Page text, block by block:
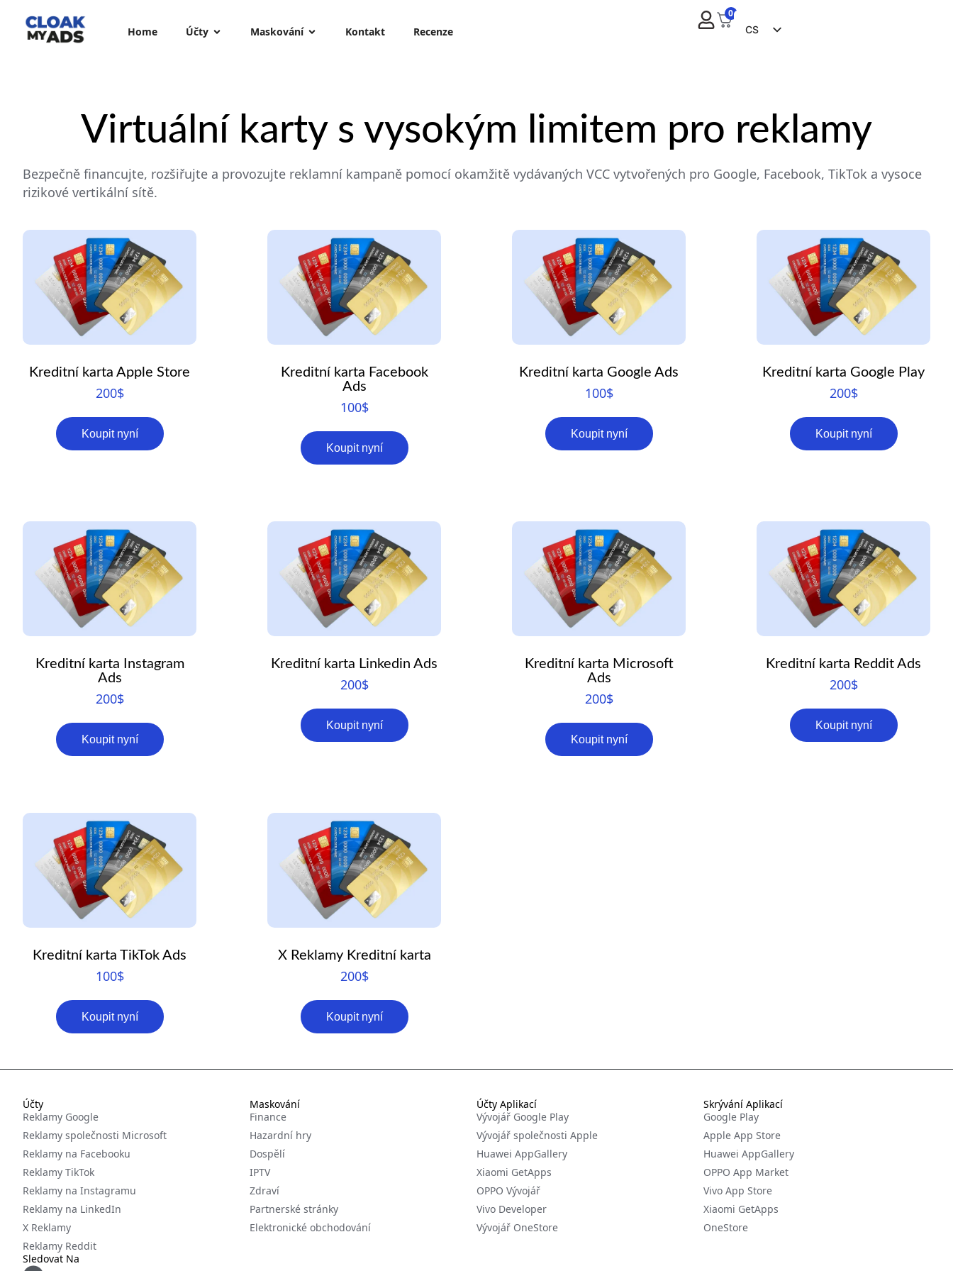
Home Účty Maskování Kontakt Recenze
0
CS
ZH
NL
RU
Virtuální karty s vysokým limitem pro reklamy
Bezpečně financujte, rozšiřujte a provozujte reklamní kampaně pomocí okamžitě vydávaných VCC vytvořených pro Google, Facebook, TikTok a vysoce
rizikové vertikální sítě.
Kreditní karta Apple Store
200$
Koupit nyní
Kreditní karta Facebook
Ads
100$
Koupit nyní
Kreditní karta Google Ads
100$
Koupit nyní
Kreditní karta Google Play
200$
Koupit nyní
Kreditní karta Instagram
Ads
200$
Koupit nyní
Kreditní karta Linkedin Ads
200$
Koupit nyní
Kreditní karta Microsoft
Ads
200$
Koupit nyní
Kreditní karta Reddit Ads
200$
Koupit nyní
Kreditní karta TikTok Ads
100$
Koupit nyní
X Reklamy Kreditní karta
200$
Koupit nyní
Účty
Reklamy Google
Reklamy společnosti Microsoft
Reklamy na Facebooku
Reklamy TikTok
Reklamy na Instagramu
Reklamy na LinkedIn
X Reklamy
Reklamy Reddit
Sledovat Na
Maskování
Finance
Hazardní hry
Dospělí
IPTV
Zdraví
Partnerské stránky
Elektronické obchodování
Účty Aplikací
Vývojář Google Play
Vývojář společnosti Apple
Huawei AppGallery
Xiaomi GetApps
OPPO Vývojář
Vivo Developer
Vývojář OneStore
Skrývání Aplikací
Google Play
Apple App Store
Huawei AppGallery
OPPO App Market
Vivo App Store
Xiaomi GetApps
OneStore